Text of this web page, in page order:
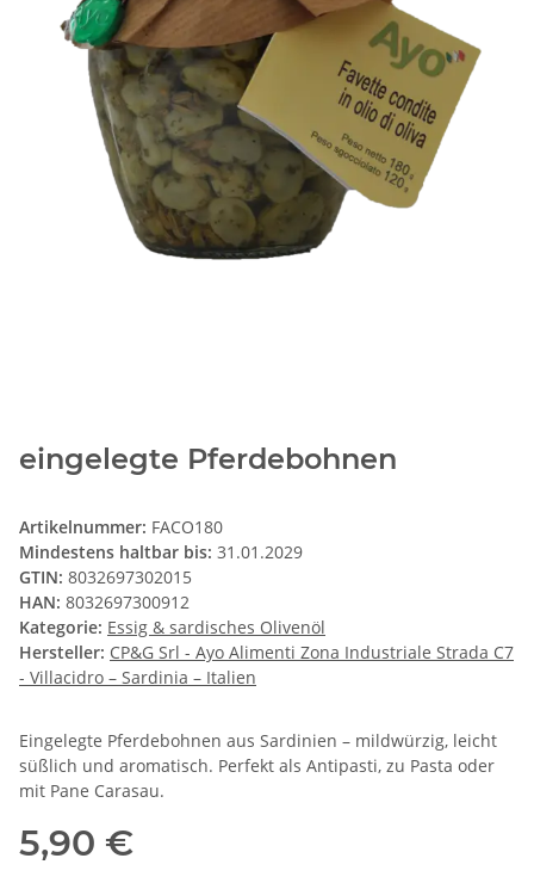
eingelegte Pferdebohnen
Artikelnummer: FACO180
Mindestens haltbar bis: 31.01.2029
GTIN: 8032697302015
HAN: 8032697300912
Kategorie: Essig & sardisches Olivenöl
Hersteller: CP&G Srl - Ayo Alimenti Zona Industriale Strada C7
- Villacidro – Sardinia – Italien
Eingelegte Pferdebohnen aus Sardinien – mildwürzig, leicht
süßlich und aromatisch. Perfekt als Antipasti, zu Pasta oder
mit Pane Carasau.
5,90 €